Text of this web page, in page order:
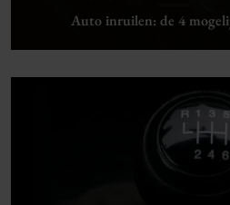
Auto inruilen: de 4
Lees verder